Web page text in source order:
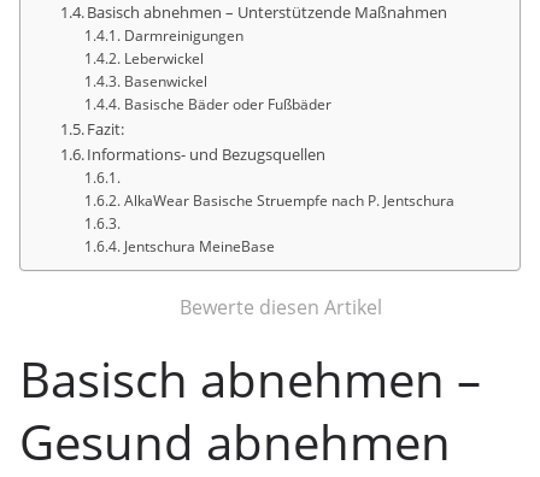
Basisch abnehmen – Unterstützende Maßnahmen
Darmreinigungen
Leberwickel
Basenwickel
Basische Bäder oder Fußbäder
Fazit:
Informations- und Bezugsquellen
AlkaWear Basische Struempfe nach P. Jentschura
Jentschura MeineBase
Bewerte diesen Artikel
Basisch abnehmen –
Gesund abnehmen